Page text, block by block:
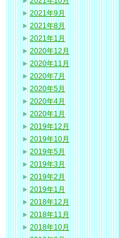
2021年9月
2021年8月
2021年1月
2020年12月
2020年11月
2020年7月
2020年5月
2020年4月
2020年1月
2019年12月
2019年10月
2019年5月
2019年3月
2019年2月
2019年1月
2018年12月
2018年11月
2018年10月